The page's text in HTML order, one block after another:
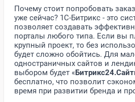
Почему стоит попробовать
уже сейчас? 1С-Битрикс - это
позволяет создавать
порталы любого типа. Если вы
крупный проект, то без
будет сложно обойтись. Для
одностраничных сайтов и
выбором будет «
бесплатно, что позволит
время при развитии бренда и